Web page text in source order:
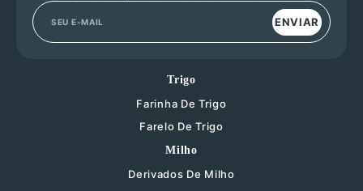
ENVIAR
Trigo
Farinha De Trigo
Farelo De Trigo
Milho
Derivados De Milho